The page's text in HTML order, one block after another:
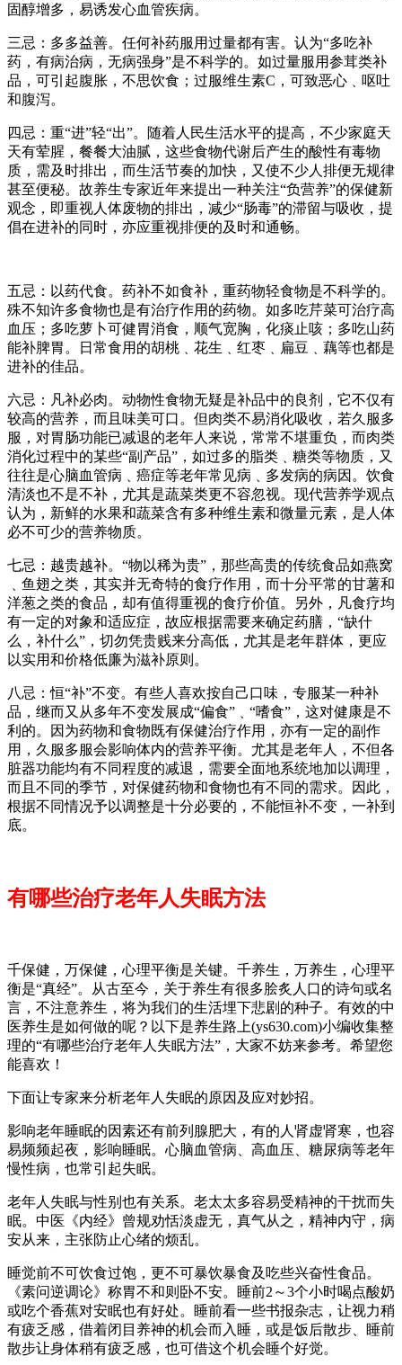
固醇增多，易诱发心血管疾病。
三忌：多多益善。任何补药服用过量都有害。认为“多吃补
药，有病治病，无病强身”是不科学的。如过量服用参茸类补
品，可引起腹胀，不思饮食；过服维生素C，可致恶心﹑呕吐
和腹泻。
四忌：重“进”轻“出”。随着人民生活水平的提高，不少家庭天
天有荤腥，餐餐大油腻，这些食物代谢后产生的酸性有毒物
质，需及时排出，而生活节奏的加快，又使不少人排便无规律
甚至便秘。故养生专家近年来提出一种关注“负营养”的保健新
观念，即重视人体废物的排出，减少“肠毒”的滞留与吸收，提
倡在进补的同时，亦应重视排便的及时和通畅。
五忌：以药代食。药补不如食补，重药物轻食物是不科学的。
殊不知许多食物也是有治疗作用的药物。如多吃芹菜可治疗高
血压；多吃萝卜可健胃消食，顺气宽胸，化痰止咳；多吃山药
能补脾胃。日常食用的胡桃﹑花生﹑红枣﹑扁豆﹑藕等也都是
进补的佳品。
六忌：凡补必肉。动物性食物无疑是补品中的良剂，它不仅有
较高的营养，而且味美可口。但肉类不易消化吸收，若久服多
服，对胃肠功能已减退的老年人来说，常常不堪重负，而肉类
消化过程中的某些“副产品”，如过多的脂类﹑糖类等物质，又
往往是心脑血管病﹑癌症等老年常见病﹑多发病的病因。饮食
清淡也不是不补，尤其是蔬菜类更不容忽视。现代营养学观点
认为，新鲜的水果和蔬菜含有多种维生素和微量元素，是人体
必不可少的营养物质。
七忌：越贵越补。“物以稀为贵”，那些高贵的传统食品如燕窝
﹑鱼翅之类，其实并无奇特的食疗作用，而十分平常的甘薯和
洋葱之类的食品，却有值得重视的食疗价值。另外，凡食疗均
有一定的对象和适应症，故应根据需要来确定药膳，“缺什
么，补什么”，切勿凭贵贱来分高低，尤其是老年群体，更应
以实用和价格低廉为滋补原则。
八忌：恒“补”不变。有些人喜欢按自己口味，专服某一种补
品，继而又从多年不变发展成“偏食”﹑“嗜食”，这对健康是不
利的。因为药物和食物既有保健治疗作用，亦有一定的副作
用，久服多服会影响体内的营养平衡。尤其是老年人，不但各
脏器功能均有不同程度的减退，需要全面地系统地加以调理，
而且不同的季节，对保健药物和食物也有不同的需求。因此，
根据不同情况予以调整是十分必要的，不能恒补不变，一补到
底。
有哪些治疗老年人失眠方法
千保健，万保健，心理平衡是关键。千养生，万养生，心理平
衡是“真经”。从古至今，关于养生有很多脍炙人口的诗句或名
言，不注意养生，将为我们的生活埋下悲剧的种子。有效的中
医养生是如何做的呢？以下是养生路上(ys630.com)小编收集整
理的“有哪些治疗老年人失眠方法”，大家不妨来参考。希望您
能喜欢！
下面让专家来分析老年人失眠的原因及应对妙招。
影响老年睡眠的因素还有前列腺肥大，有的人肾虚肾寒，也容
易频频起夜，影响睡眠。心脑血管病、高血压、糖尿病等老年
慢性病，也常引起失眠。
老年人失眠与性别也有关系。老太太多容易受精神的干扰而失
眠。中医《内经》曾规劝恬淡虚无，真气从之，精神内守，病
安从来，主张防止心绪的烦乱。
睡觉前不可饮食过饱，更不可暴饮暴食及吃些兴奋性食品。
《素问逆调论》称胃不和则卧不安。睡前2～3个小时喝点酸奶
或吃个香蕉对安眠也有好处。睡前看一些书报杂志，让视力稍
有疲乏感，借着闭目养神的机会而入睡，或是饭后散步、睡前
散步让身体稍有疲乏感，也可借这个机会睡个好觉。